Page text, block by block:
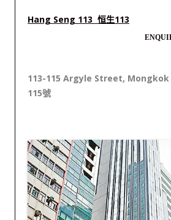
Hang Seng 113 恒生113
113-115 Argyle Street, Mongkok
115號